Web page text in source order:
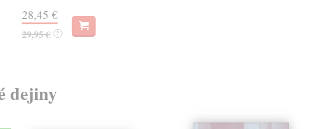
28,45 €
29,95 € ?
dejiny